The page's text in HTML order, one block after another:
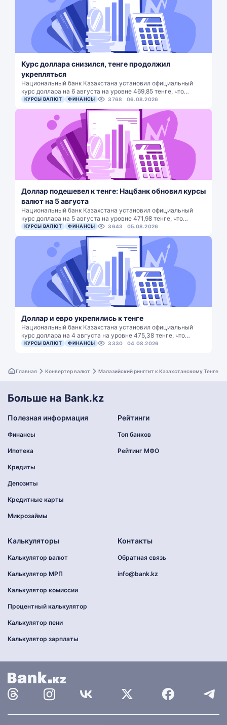
Курс доллара снизился, тенге продолжил
укрепляться
Национальный банк Казахстана установил официальный
курс доллара на 6 августа на уровне 469,85 тенге, что…
КУРСЫ ВАЛЮТ ФИНАНСЫ 3768 06.08.2026
Доллар подешевел к тенге: Нацбанк обновил курсы
валют на 5 августа
Национальный банк Казахстана установил официальный
курс доллара на 5 августа на уровне 471,98 тенге, что…
КУРСЫ ВАЛЮТ ФИНАНСЫ 3643 05.08.2026
Доллар и евро укрепились к тенге
Национальный банк Казахстана установил официальный
курс доллара на 4 августа на уровне 475,38 тенге, что…
КУРСЫ ВАЛЮТ ФИНАНСЫ 3330 04.08.2026
Главная Конвертер валют Малазийский ринггит к Казахстанскому Тенге
Больше на Bank.kz
Полезная информация
Финансы
Ипотека
Кредиты
Депозиты
Кредитные карты
Микрозаймы
Рейтинги
Топ банков
Рейтинг МФО
Калькуляторы
Калькулятор валют
Калькулятор МРП
Калькулятор комиссии
Процентный калькулятор
Калькулятор пени
Калькулятор зарплаты
Контакты
Обратная связь
info@bank.kz